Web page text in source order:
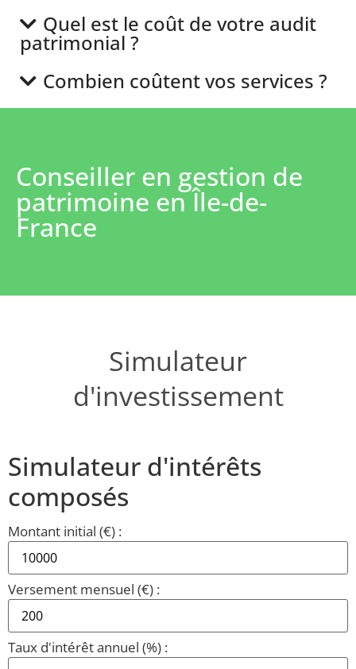
Quel est le coût de votre audit
patrimonial ?
Combien coûtent vos services ?
Conseiller en gestion de
patrimoine en Île-de-
France
Simulateur
d'investissement
Simulateur d'intérêts
composés
Montant initial (€) :
Versement mensuel (€) :
Taux d'intérêt annuel (%) :